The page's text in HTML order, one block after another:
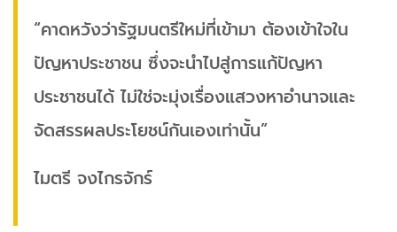
“คาดหวังว่ารัฐมนตรีใหม่ที่เข้ามา ต้องเข้าใจใน
ปัญหาประชาชน ซึ่งจะนำไปสู่การแก้ปัญหา
ประชาชนได้ ไม่ใช่จะมุ่งเรื่องแสวงหาอำนาจและ
จัดสรรผลประโยชน์กันเองเท่านั้น”
ไมตรี จงไกรจักร์